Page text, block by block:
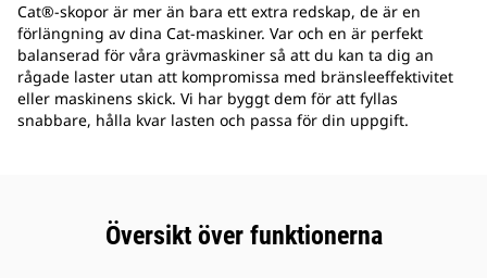
Cat®-skopor är mer än bara ett extra redskap, de är en
förlängning av dina Cat-maskiner. Var och en är perfekt
balanserad för våra grävmaskiner så att du kan ta dig an
rågade laster utan att kompromissa med bränsleeffektivitet
eller maskinens skick. Vi har byggt dem för att fyllas
snabbare, hålla kvar lasten och passa för din uppgift.
Översikt över funktionerna